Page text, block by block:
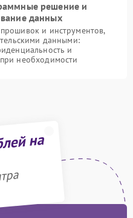
решение и
данных
и инструментов,
данными:
и
необходимости
на